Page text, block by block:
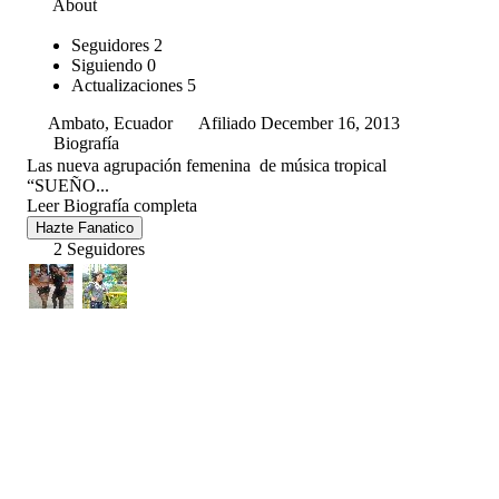
About
Seguidores 2
Siguiendo 0
Actualizaciones 5
Ambato, Ecuador
Afiliado December 16, 2013
Biografía
Las nueva agrupación femenina de música tropical
“SUEÑO...
Leer Biografía completa
Hazte Fanatico
2 Seguidores